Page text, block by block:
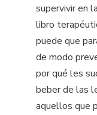
supervivir en
libro
puede que
de modo
por qué les
beber de las
aquellos que